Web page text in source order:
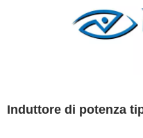
Induttore di potenza